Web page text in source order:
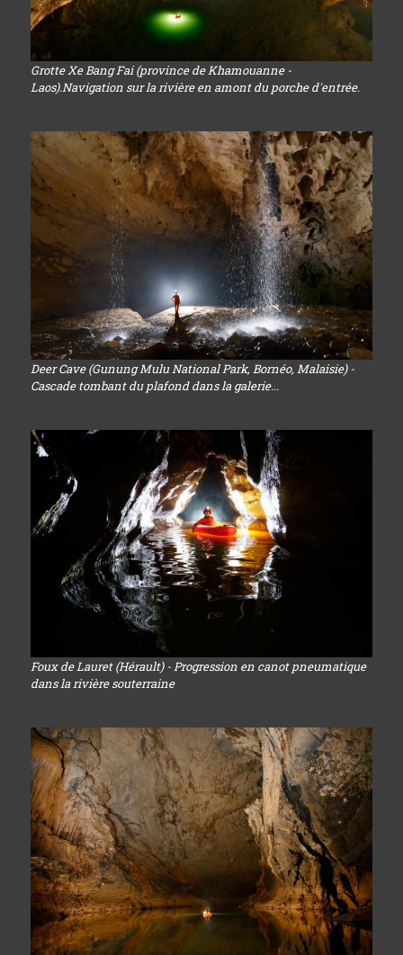
Grotte Xe Bang Fai (province de Khamouanne -
Laos).Navigation sur la rivière en amont du porche d'entrée.
Deer Cave (Gunung Mulu National Park, Bornéo, Malaisie) -
Cascade tombant du plafond dans la galerie...
Foux de Lauret (Hérault) - Progression en canot pneumatique
dans la rivière souterraine